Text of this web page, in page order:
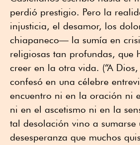
perdió prestigio. Pero la
injusticia, el desamor, los
chiapaneco— la sumía en
religiosas tan profundas, que
creer en la otra vida. (“A
confesó en una célebre
encuentro ni en la oración ni
ni en el ascetismo ni en la
tal desolación vino a sumarse
desesperanza que muchos